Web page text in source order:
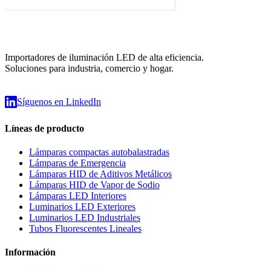
Importadores de iluminación LED de alta eficiencia.
Soluciones para industria, comercio y hogar.
Síguenos en LinkedIn
Líneas de producto
Lámparas compactas autobalastradas
Lámparas de Emergencia
Lámparas HID de Aditivos Metálicos
Lámparas HID de Vapor de Sodio
Lámparas LED Interiores
Luminarios LED Exteriores
Luminarios LED Industriales
Tubos Fluorescentes Lineales
Información